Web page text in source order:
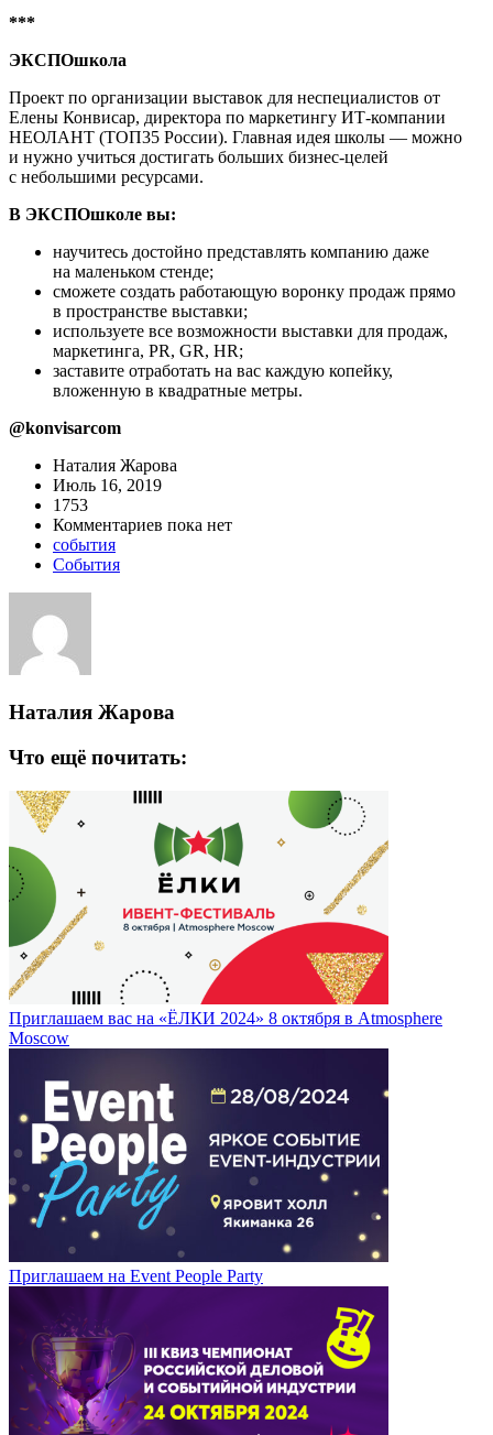
***
ЭКСПОшкола
Проект по организации выставок для неспециалистов от
Елены Конвисар, директора по маркетингу ИТ-компании
НЕОЛАНТ (ТОП35 России). Главная идея школы — можно
и нужно учиться достигать больших бизнес-целей
с небольшими ресурсами.
В ЭКСПОшколе вы:
научитесь достойно представлять компанию даже
на маленьком стенде;
сможете создать работающую воронку продаж прямо
в пространстве выставки;
используете все возможности выставки для продаж,
маркетинга, PR, GR, HR;
заставите отработать на вас каждую копейку,
вложенную в квадратные метры.
@konvisarcom
Наталия Жарова
Июль 16, 2019
1753
Комментариев пока нет
события
События
Наталия Жарова
Что ещё почитать:
Приглашаем вас на «ЁЛКИ 2024» 8 октября в Atmosphere
Moscow
Приглашаем на Event People Party